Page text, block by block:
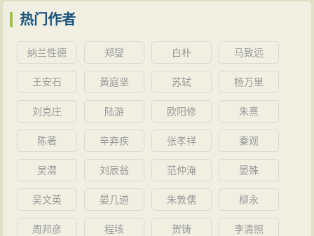
热门作者
纳兰性德 郑燮 白朴 马致远
王安石 黄庭坚 苏轼 杨万里
刘克庄 陆游 欧阳修 朱熹
陈著 辛弃疾 张孝祥 秦观
吴潜 刘辰翁 范仲淹 晏殊
吴文英 晏几道 朱敦儒 柳永
周邦彦 程垓 贺铸 李清照